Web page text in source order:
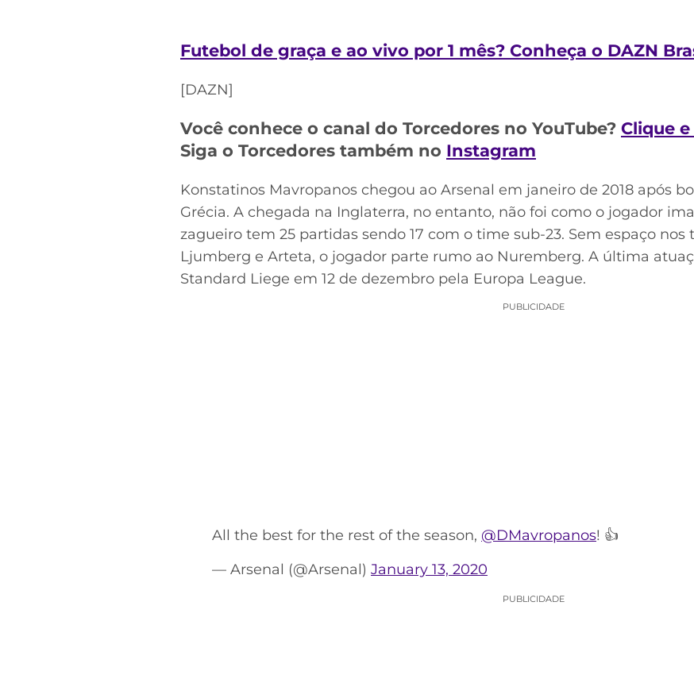
Futebol de graça e ao vivo por 1 mês? Conheça o DAZN
[DAZN]
Você conhece o canal do Torcedores no YouTube? Clique
Siga o Torcedores também no Instagram
Konstatinos Mavropanos chegou ao Arsenal em janeiro de 2018 após
Grécia. A chegada na Inglaterra, no entanto, não foi como o jogador
zagueiro tem 25 partidas sendo 17 com o time sub-23. Sem espaço nos
Ljumberg e Arteta, o jogador parte rumo ao Nuremberg. A última
Standard Liege em 12 de dezembro pela Europa League.
PUBLICIDADE
All the best for the rest of the season, @DMavropanos! 👍
— Arsenal (@Arsenal) January 13, 2020
PUBLICIDADE